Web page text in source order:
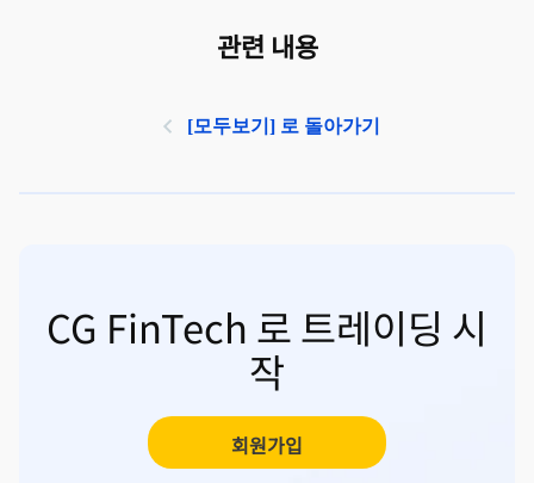
관련 내용
[모두보기] 로 돌아가기
CG FinTech 로 트레이딩 시
작
회원가입